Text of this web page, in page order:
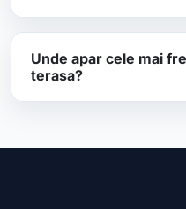
Unde apar cele mai
terasa?